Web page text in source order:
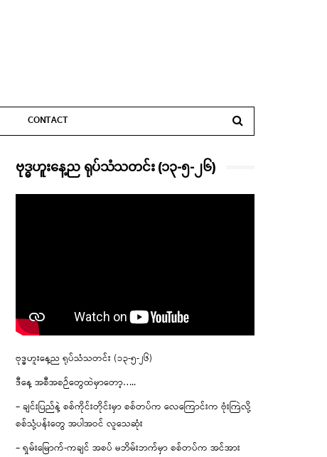
CONTACT
ဗုဒ္ဓဟူးနေ့ည ရုပ်သံသတင်း (၁၃-၅-၂၆)
ဗုဒ္ဓဟူးနေ့ည ရုပ်သံသတင်း (၁၃-၅-၂၆)
ဒီနေ့ အစီအစဉ်တွေထဲမှာတော့…..
– ချင်းပြည်နဲ့ စစ်ကိုင်းတိုင်းမှာ စစ်တပ်က လေကြောင်းက ဗုံးကြဲလို့
စစ်သုံ့ပန်းတွေ အပါအဝင် လူသေဆုံး
– ရှမ်းမြောက်-ကချင် အစပ် မဘိမ်းဘက်မှာ စစ်တပ်က အင်အား